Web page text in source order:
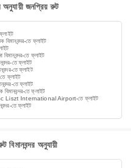
অনুযায়ী জনপ্রিয় রুট
ফ্লাইট
বিমানবন্দর-তে ফ্লাইট
বিমানবন্দর-তে ফ্লাইট
তে ফ্লাইট
তে ফ্লাইট
তে ফ্লাইট
তে ফ্লাইট
বিমানবন্দর-তে ফ্লাইট
Liszt International Airport-তে ফ্লাইট
তে ফ্লাইট
বিমানবন্দর অনুযায়ী